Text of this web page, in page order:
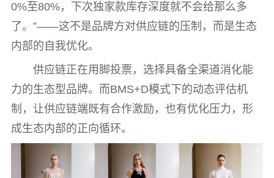
0%至80%，下次独家款库存深度就不会给那么多
了。”——这不是品牌方对供应链的压制，而是生态
内部的自我优化。
供应链正在用脚投票，选择具备全渠道消化能
力的生态型品牌。而BMS+D模式下的动态评估机
制，让供应链端既有合作激励，也有优化压力，形
成生态内部的正向循环。